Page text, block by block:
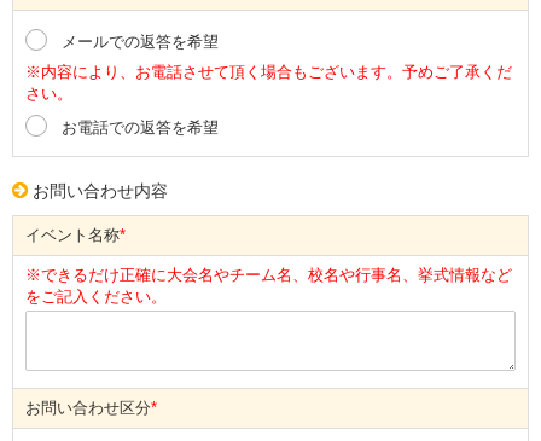
メールでの返答を希望
※内容により、お電話させて頂く場合もございます。予めご了承くだ
さい。
お電話での返答を希望
お問い合わせ内容
イベント名称*
※できるだけ正確に大会名やチーム名、校名や行事名、挙式情報など
をご記入ください。
お問い合わせ区分*